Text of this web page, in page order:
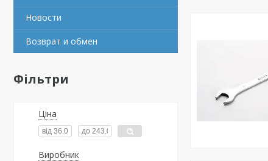
Новости
Возврат и обмен
Фільтри
Ціна
Виробник